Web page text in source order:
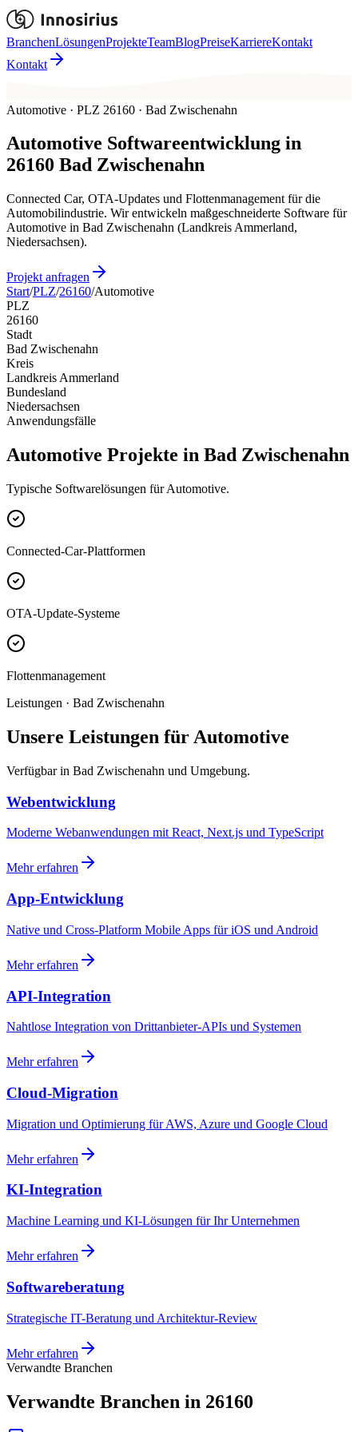
BranchenLösungenProjekteTeamBlogPreiseKarriereKontakt
Kontakt
Automotive · PLZ 26160 · Bad Zwischenahn
Automotive Softwareentwicklung in
26160 Bad Zwischenahn
Connected Car, OTA-Updates und Flottenmanagement für die
Automobilindustrie. Wir entwickeln maßgeschneiderte Software für
Automotive in Bad Zwischenahn (Landkreis Ammerland,
Niedersachsen).
Projekt anfragen
Start/PLZ/26160/Automotive
PLZ
26160
Stadt
Bad Zwischenahn
Kreis
Landkreis Ammerland
Bundesland
Niedersachsen
Anwendungsfälle
Automotive Projekte in Bad Zwischenahn
Typische Softwarelösungen für Automotive.
Connected-Car-Plattformen
OTA-Update-Systeme
Flottenmanagement
Leistungen · Bad Zwischenahn
Unsere Leistungen für Automotive
Verfügbar in Bad Zwischenahn und Umgebung.
Webentwicklung
Moderne Webanwendungen mit React, Next.js und TypeScript
Mehr erfahren
App-Entwicklung
Native und Cross-Platform Mobile Apps für iOS und Android
Mehr erfahren
API-Integration
Nahtlose Integration von Drittanbieter-APIs und Systemen
Mehr erfahren
Cloud-Migration
Migration und Optimierung für AWS, Azure und Google Cloud
Mehr erfahren
KI-Integration
Machine Learning und KI-Lösungen für Ihr Unternehmen
Mehr erfahren
Softwareberatung
Strategische IT-Beratung und Architektur-Review
Mehr erfahren
Verwandte Branchen
Verwandte Branchen in 26160